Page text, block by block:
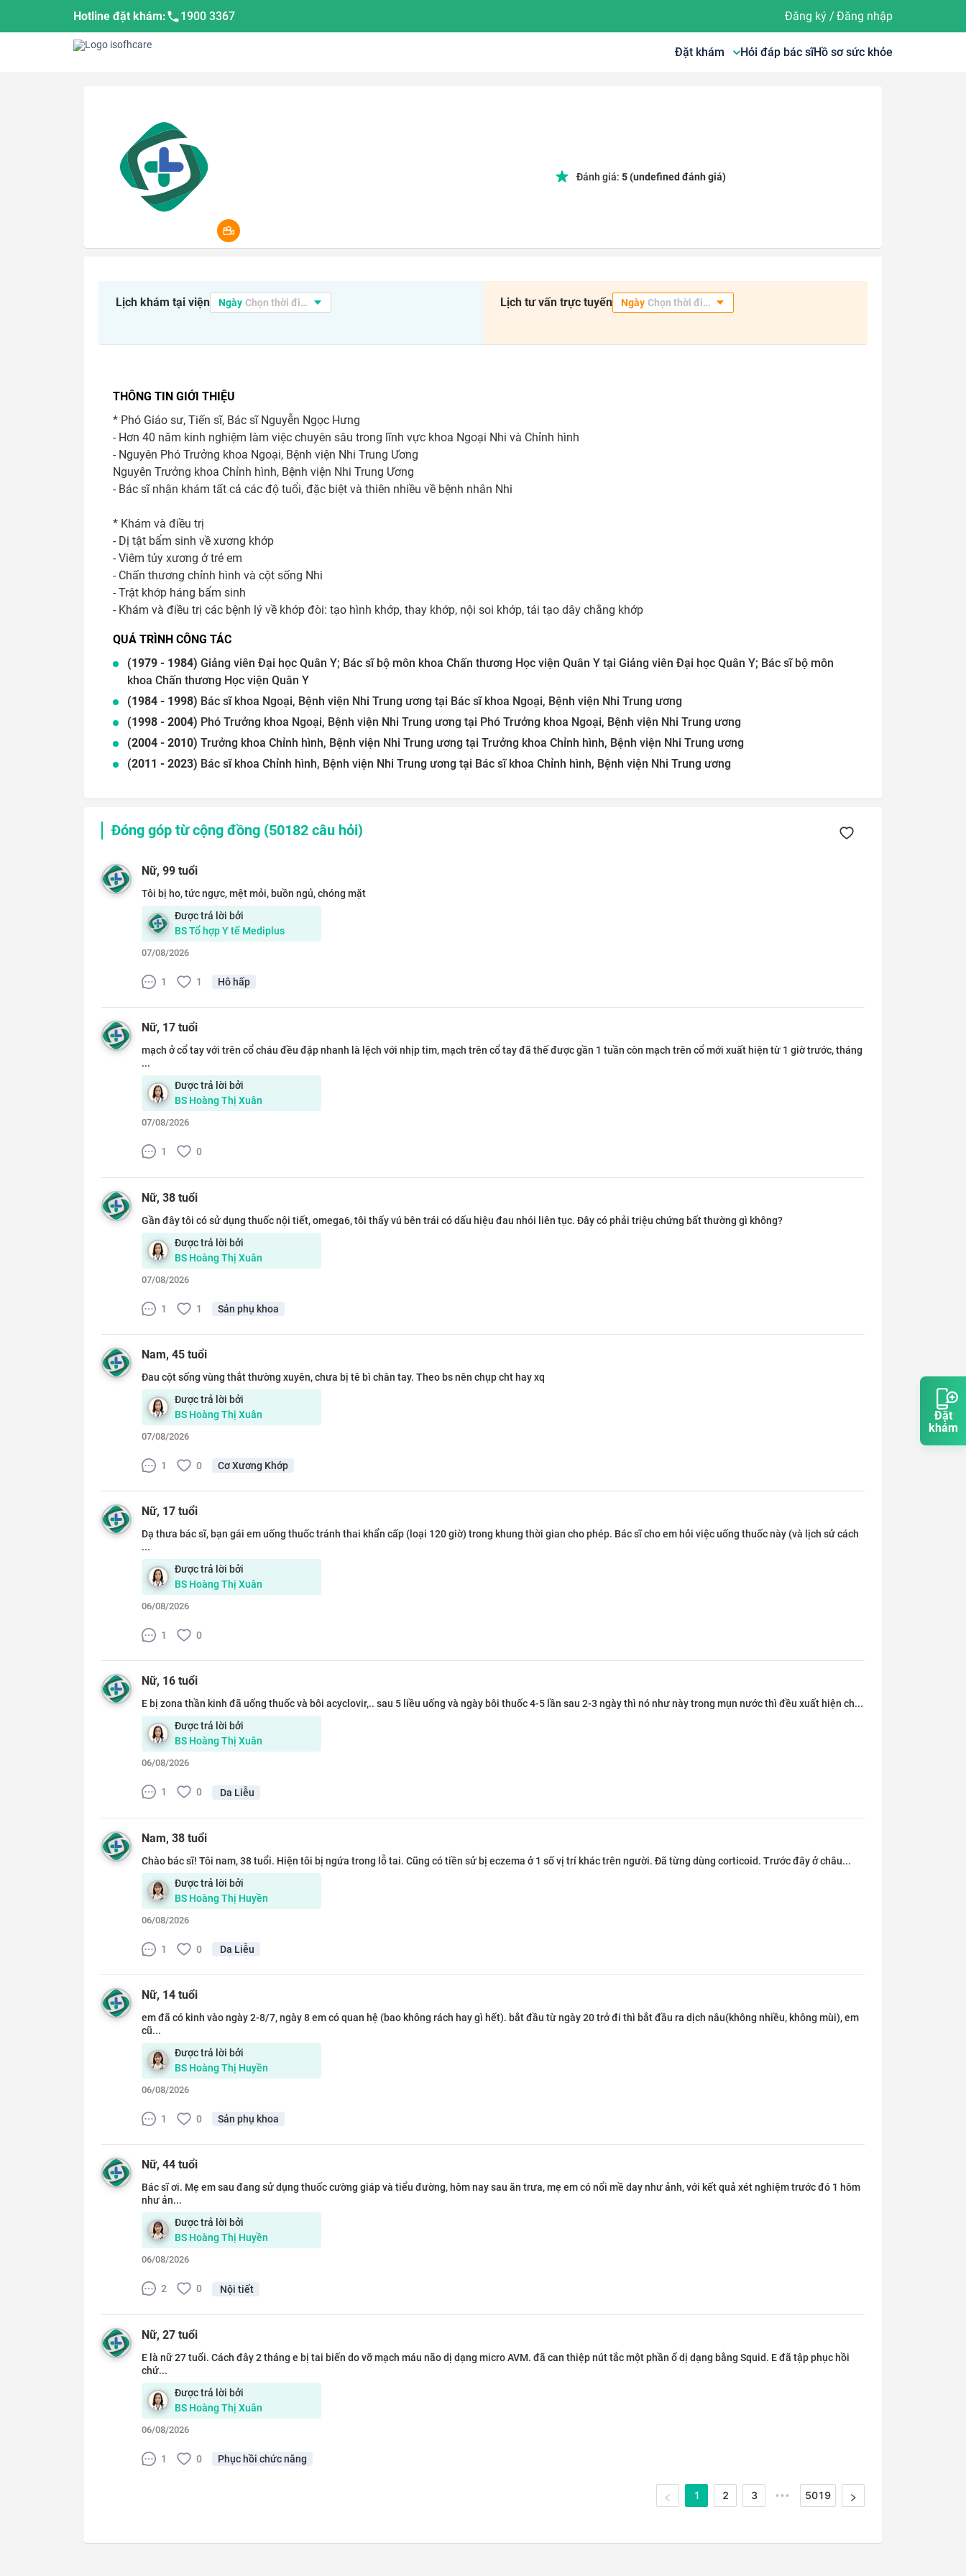
Đặt
khám
Hotline đặt khám: 1900 3367 Đăng ký/ Đăng nhập
Đặt khám Hỏi đáp bác sĩHồ sơ sức khỏe
Đánh giá: 5(undefined đánh giá)
Lịch khám tại viện Lịch tư vấn trực tuyến
THÔNG TIN GIỚI THIỆU
* Phó Giáo sư, Tiến sĩ, Bác sĩ Nguyễn Ngọc Hưng
- Hơn 40 năm kinh nghiệm làm việc chuyên sâu trong lĩnh vực khoa Ngoại Nhi và Chỉnh hình
- Nguyên Phó Trưởng khoa Ngoại, Bệnh viện Nhi Trung Ương
Nguyên Trưởng khoa Chỉnh hình, Bệnh viện Nhi Trung Ương
- Bác sĩ nhận khám tất cả các độ tuổi, đặc biệt và thiên nhiều về bệnh nhân Nhi
* Khám và điều trị
- Dị tật bẩm sinh về xương khớp
- Viêm tủy xương ở trẻ em
- Chấn thương chỉnh hình và cột sống Nhi
- Trật khớp háng bẩm sinh
- Khám và điều trị các bệnh lý về khớp đòi: tạo hình khớp, thay khớp, nội soi khớp, tái tạo dây chằng khớp
QUÁ TRÌNH CÔNG TÁC
(1979 - 1984) Giảng viên Đại học Quân Y; Bác sĩ bộ môn khoa Chấn thương Học viện Quân Y tại Giảng viên Đại học Quân Y; Bác sĩ bộ môn
khoa Chấn thương Học viện Quân Y
(1984 - 1998) Bác sĩ khoa Ngoại, Bệnh viện Nhi Trung ương tại Bác sĩ khoa Ngoại, Bệnh viện Nhi Trung ương
(1998 - 2004) Phó Trưởng khoa Ngoại, Bệnh viện Nhi Trung ương tại Phó Trưởng khoa Ngoại, Bệnh viện Nhi Trung ương
(2004 - 2010) Trưởng khoa Chỉnh hình, Bệnh viện Nhi Trung ương tại Trưởng khoa Chỉnh hình, Bệnh viện Nhi Trung ương
(2011 - 2023) Bác sĩ khoa Chỉnh hình, Bệnh viện Nhi Trung ương tại Bác sĩ khoa Chỉnh hình, Bệnh viện Nhi Trung ương
Đóng góp từ cộng đồng (50182 câu hỏi)
Nữ, 99 tuổi
Tôi bị ho, tức ngực, mệt mỏi, buồn ngủ, chóng mặt
Được trả lời bởi
BSTổ hợp Y tế Mediplus
07/08/2026
1 1 Hô hấp
Nữ, 17 tuổi
mạch ở cổ tay với trên cổ cháu đều đập nhanh là lệch với nhịp tim, mạch trên cổ tay đã thế được gần 1 tuần còn mạch trên cổ mới xuất hiện từ 1 giờ trước, tháng
...
Được trả lời bởi
BS Hoàng Thị Xuân
07/08/2026
1 0
Nữ, 38 tuổi
Gần đây tôi có sử dụng thuốc nội tiết, omega6, tôi thấy vú bên trái có dấu hiệu đau nhói liên tục. Đây có phải triệu chứng bất thường gì không?
Được trả lời bởi
BS Hoàng Thị Xuân
07/08/2026
1 1 Sản phụ khoa
Nam, 45 tuổi
Đau cột sống vùng thắt thường xuyên, chưa bị tê bì chân tay. Theo bs nên chụp cht hay xq
Được trả lời bởi
BS Hoàng Thị Xuân
07/08/2026
1 0 Cơ Xương Khớp
Nữ, 17 tuổi
Dạ thưa bác sĩ, bạn gái em uống thuốc tránh thai khẩn cấp (loại 120 giờ) trong khung thời gian cho phép. Bác sĩ cho em hỏi việc uống thuốc này (và lịch sử cách
...
Được trả lời bởi
BS Hoàng Thị Xuân
06/08/2026
1 0
Nữ, 16 tuổi
E bị zona thần kinh đã uống thuốc và bôi acyclovir,.. sau 5 liều uống và ngày bôi thuốc 4-5 lần sau 2-3 ngày thì nó như này trong mụn nước thì đều xuất hiện ch...
Được trả lời bởi
BS Hoàng Thị Xuân
06/08/2026
1 0 Da Liễu
Nam, 38 tuổi
Chào bác sĩ! Tôi nam, 38 tuổi. Hiện tôi bị ngứa trong lỗ tai. Cũng có tiền sử bị eczema ở 1 số vị trí khác trên người. Đã từng dùng corticoid. Trước đây ở châu...
Được trả lời bởi
BS Hoàng Thị Huyền
06/08/2026
1 0 Da Liễu
Nữ, 14 tuổi
em đã có kinh vào ngày 2-8/7, ngày 8 em có quan hệ (bao không rách hay gì hết). bắt đầu từ ngày 20 trở đi thì bắt đầu ra dịch nâu(không nhiều, không mùi), em
cũ...
Được trả lời bởi
BS Hoàng Thị Huyền
06/08/2026
1 0 Sản phụ khoa
Nữ, 44 tuổi
Bác sĩ ơi. Mẹ em sau đang sử dụng thuốc cường giáp và tiểu đường, hôm nay sau ăn trưa, mẹ em có nổi mề day như ảnh, với kết quả xét nghiệm trước đó 1 hôm
như ản...
Được trả lời bởi
BS Hoàng Thị Huyền
06/08/2026
2 0 Nội tiết
Nữ, 27 tuổi
E là nữ 27 tuổi. Cách đây 2 tháng e bị tai biến do vỡ mạch máu não dị dạng micro AVM. đã can thiệp nút tắc một phần ổ dị dạng bằng Squid. E đã tập phục hồi
chứ...
Được trả lời bởi
BS Hoàng Thị Xuân
06/08/2026
1 0 Phục hồi chức năng
1 2 3 ••• 5019